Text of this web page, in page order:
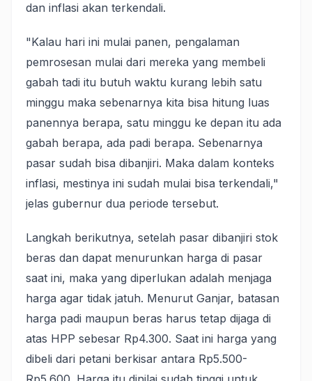
dan inflasi akan terkendali.
"Kalau hari ini mulai panen, pengalaman
pemrosesan mulai dari mereka yang membeli
gabah tadi itu butuh waktu kurang lebih satu
minggu maka sebenarnya kita bisa hitung luas
panennya berapa, satu minggu ke depan itu ada
gabah berapa, ada padi berapa. Sebenarnya
pasar sudah bisa dibanjiri. Maka dalam konteks
inflasi, mestinya ini sudah mulai bisa terkendali,"
jelas gubernur dua periode tersebut.
Langkah berikutnya, setelah pasar dibanjiri stok
beras dan dapat menurunkan harga di pasar
saat ini, maka yang diperlukan adalah menjaga
harga agar tidak jatuh. Menurut Ganjar, batasan
harga padi maupun beras harus tetap dijaga di
atas HPP sebesar Rp4.300. Saat ini harga yang
dibeli dari petani berkisar antara Rp5.500-